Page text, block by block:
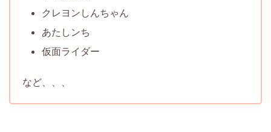
クレヨンしんちゃん
あたしンち
仮面ライダー
など、、、